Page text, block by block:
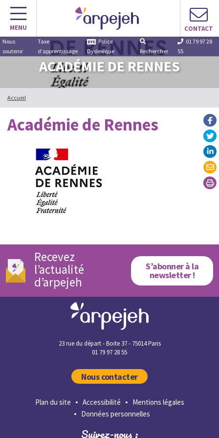
Aller
contenu
MENU CONTACT
Nous
soutenir
Taxe
d'apprentissage
Police
Dyslexique
Rechercher
01 79 97 28
55
ACADÉMIE DE RENNES
Accueil
Académie de Rennes
Recevez
l’actualité
d’arpejeh
S’abonner à la
newsletter !
23 rue du départ - Boite 37 - 75014 Paris
01 79 97 28 55
Nous contacter
Plan du site Accessibilité
Mentions légales
Données personnelles
Suivez-nous :